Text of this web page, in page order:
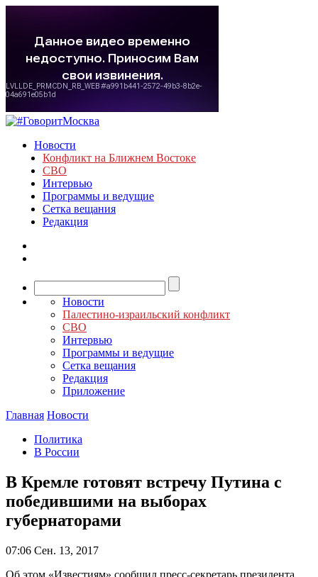
Новости
Конфликт на Ближнем Востоке
СВО
Интервью
Программы и ведущие
Сетка вещания
Редакция
Новости
Палестино-израильский конфликт
СВО
Интервью
Программы и ведущие
Сетка вещания
Редакция
Приложение
Главная Новости
Политика
В России
В Кремле готовят встречу Путина с
победившими на выборах
губернаторами
07:06 Сен. 13, 2017
Об этом «Известиям» сообщил пресс-секретарь президента